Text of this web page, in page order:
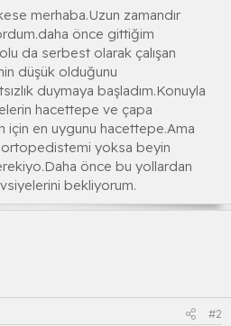
merhaba.Uzun zamandır
önce gittiğim
da serbest olarak çalışan
düşük olduğunu
duymaya başladım.Konuyla
hacettepe ve çapa
için en uygunu hacettepe.Ama
ortopedistemi yoksa beyin
önce bu yollardan
bekliyorum.
#2